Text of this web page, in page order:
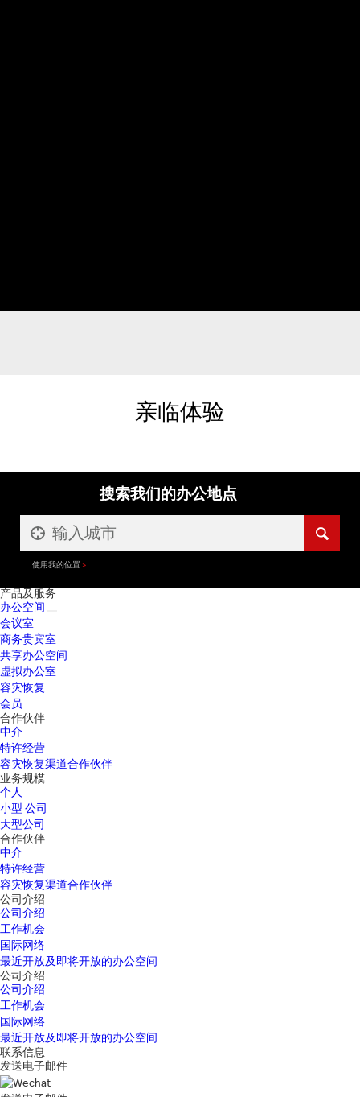
亲临体验
搜索我们的办公地点
使用我的位置
产品及服务
办公空间
会议室
商务贵宾室
共享办公空间
虚拟办公室
容灾恢复
会员
合作伙伴
中介
特许经营
容灾恢复渠道合作伙伴
业务规模
个人
小型 公司
大型公司
合作伙伴
中介
特许经营
容灾恢复渠道合作伙伴
公司介绍
公司介绍
工作机会
国际网络
最近开放及即将开放的办公空间
公司介绍
公司介绍
工作机会
国际网络
最近开放及即将开放的办公空间
联系信息
发送电子邮件